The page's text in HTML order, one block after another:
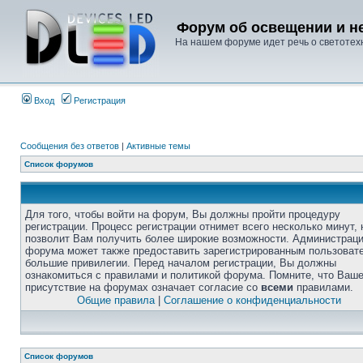
Форум об освещении и
На нашем форуме идет речь о
Вход Регистрация
Сообщения без ответов | Активные темы
Список форумов
Для того, чтобы войти на форум, Вы должны пройти процедуру
регистрации. Процесс регистрации отнимет всего несколько минут,
позволит Вам получить более широкие возможности.
форума может также предоставить зарегистрированным
большие привилегии. Перед началом регистрации, Вы должны
ознакомиться с правилами и политикой форума. Помните, что Ваше
присутствие на форумах означает согласие со всеми правилами.
Общие правила| Соглашение о конфиденциальности
Список форумов